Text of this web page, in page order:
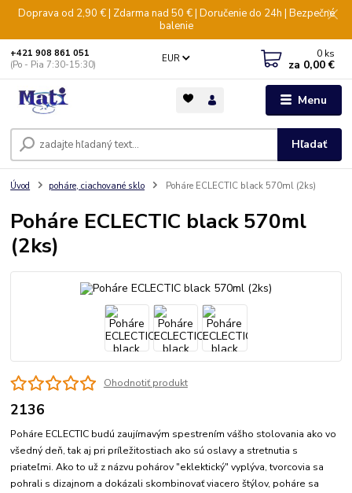
Doprava od 2,90 € | Zdarma nad 50 € | Doručenie do 24h | Bezpečné
balenie
Menu
EUR
Hľadať
+421 908 861 051
(Po - Pia 7:30-15:30)
0 ks
za 0,00 €
Úvod poháre, ciachované sklo Poháre ECLECTIC black 570ml (2ks)
Poháre ECLECTIC black 570ml
(2ks)
Ohodnotiť produkt
2136
Poháre ECLECTIC budú zaujímavým spestrením vášho stolovania ako vo
všedný deň, tak aj pri príležitostiach ako sú oslavy a stretnutia s
priateľmi. Ako to už z názvu pohárov "eklektický" vyplýva, tvorcovia sa
pohrali s dizajnom a dokázali skombinovať viacero štýlov, poháre sa